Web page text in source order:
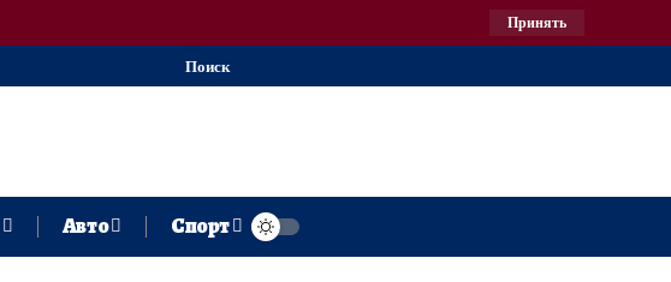
Принять
Поиск
Авто Спорт